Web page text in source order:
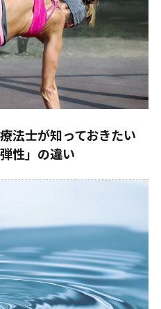
法士が知っておきたい
性」の違い